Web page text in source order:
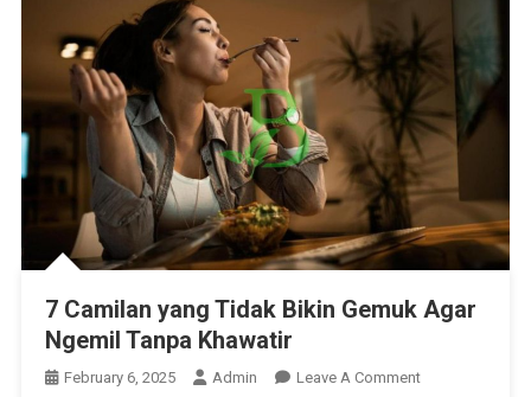
7 Camilan yang Tidak Bikin Gemuk Agar
Ngemil Tanpa Khawatir
February 6, 2025 Admin Leave A CommentOn